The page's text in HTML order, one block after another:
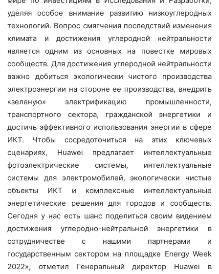
уделяя особое внимание развитию низкоуглеродных
технологий. Вопрос смягчения последствий изменения
климата и достижения углеродной нейтральности
является одним из основных на повестке мировых
сообществ. Для достижения углеродной нейтральности
важно добиться экологически чистого производства
электроэнергии на стороне ее производства, внедрить
«зеленую» электрификацию промышленности,
транспортного сектора, гражданской энергетики и
достичь эффективного использования энергии в сфере
ИКТ. Чтобы сосредоточиться на этих ключевых
сценариях, Huawei предлагает интеллектуальные
фотоэлектрические системы, интеллектуальные
системы для электромобилей, экологически чистые
объекты ИКТ и комплексные интеллектуальные
энергетические решения для городов и сообществ.
Сегодня у нас есть шанс поделиться своим видением
достижения углеродно-нейтральной энергетики в
сотрудничестве с нашими партнерами и
государственным сектором на площадке Energy Week
2022», отметил Генеральный директор Huawei в